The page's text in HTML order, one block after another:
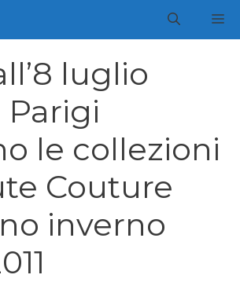
luglio
Parigi
le collezioni
Couture
inverno